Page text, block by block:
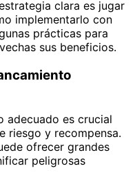
clara es jugar
implementarlo con
prácticas para
sus beneficios.
adecuado es crucial
riesgo y recompensa.
ofrecer grandes
peligrosas